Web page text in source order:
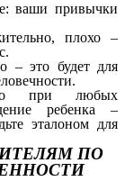
ваши привычки
плохо –
– это будет для
при любых
ребенка –
эталоном для
ПО